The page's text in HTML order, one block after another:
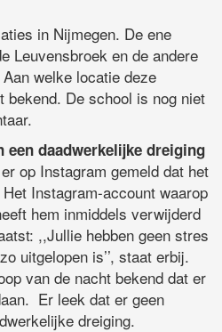
in Nijmegen. De ene
Leuvensbroek en de andere
welke locatie deze
De school is nog niet
een daadwerkelijke dreiging
op Instagram gemeld dat het
Instagram-account waarop
hem inmiddels verwijderd
,,Jullie hebben geen stres
uitgelopen is’’, staat erbij.
van de nacht bekend dat er
Er leek dat er geen
dreiging.